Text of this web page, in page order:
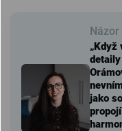
„Když
jako